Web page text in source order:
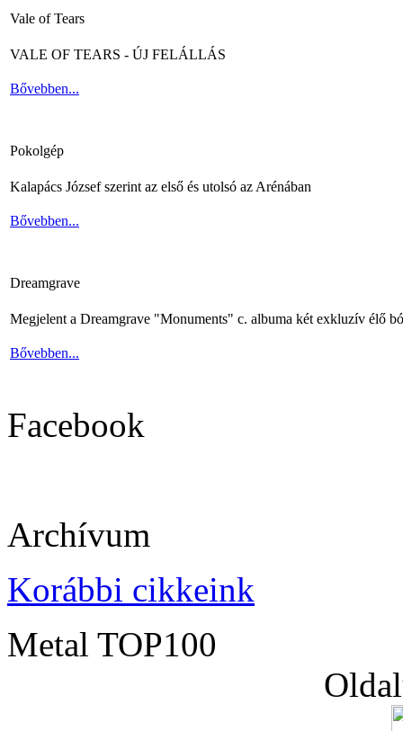
Vale of Tears
VALE OF TEARS - ÚJ FELÁLLÁS
Bővebben...
Pokolgép
Kalapács József szerint az első és utolsó az Arénában
Bővebben...
Dreamgrave
Megjelent a Dreamgrave "Monuments" c. albuma két exkluzív élő
Bővebben...
Facebook
Archívum
Korábbi cikkeink
Metal TOP100